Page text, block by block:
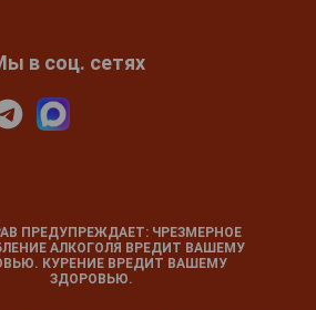
в соц. сетях
ПРЕДУПРЕЖДАЕТ: ЧРЕЗМЕРНОЕ
АЛКОГОЛЯ ВРЕДИТ ВАШЕМУ
КУРЕНИЕ ВРЕДИТ ВАШЕМУ
ЗДОРОВЬЮ.